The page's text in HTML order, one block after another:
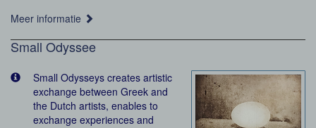
Meer informatie
Small Odyssee
Small Odysseys creates artistic
exchange between Greek and
the Dutch artists, enables to
exchange experiences and